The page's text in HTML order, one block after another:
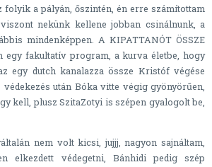
folyik a pályán, őszintén, én erre számítottam
nekünk kellene jobban csinálnunk, a
mindenképpen. A KIPATTANÓT ÖSSZE
egy fakultatív program, a kurva életbe, hogy
egy dutch kanalazza össze Kristóf végése
védekezés után Bóka vitte végig gyönyörűen,
kell, plusz SzitaZotyi is szépen gyalogolt be,
nem volt kicsi, jujjj, nagyon sajnáltam,
elkezdett védegetni, Bánhidi pedig szép